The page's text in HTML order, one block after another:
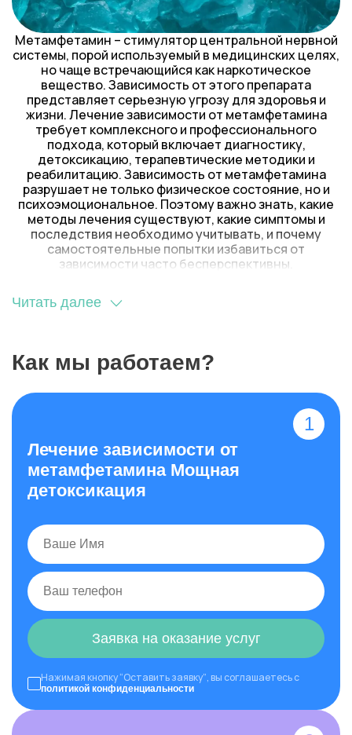
Метамфетамин – стимулятор центральной нервной
системы, порой используемый в медицинских целях,
но чаще встречающийся как наркотическое
вещество. Зависимость от этого препарата
представляет серьезную угрозу для здоровья и
жизни. Лечение зависимости от метамфетамина
требует комплексного и профессионального
подхода, который включает диагностику,
детоксикацию, терапевтические методики и
реабилитацию. Зависимость от метамфетамина
разрушает не только физическое состояние, но и
психоэмоциональное. Поэтому важно знать, какие
методы лечения существуют, какие симптомы и
последствия необходимо учитывать, и почему
самостоятельные попытки избавиться от
зависимости часто бесперспективны.
Читать далее
Как мы работаем?
Лечение зависимости от
метамфетамина Мощная
детоксикация
Заявка на оказание услуг
Нажимая кнопку “Оставить заявку”, вы соглашаетесь с
политикой конфиденциальности